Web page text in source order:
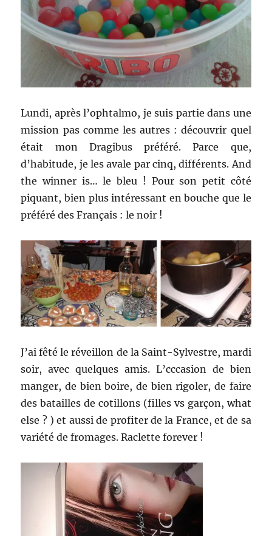
Lundi, après l’ophtalmo, je suis partie dans une
mission pas comme les autres : découvrir quel
était mon Dragibus préféré. Parce que,
d’habitude, je les avale par cinq, différents. And
the winner is… le bleu ! Pour son petit côté
piquant, bien plus intéressant en bouche que le
préféré des Français : le noir !
J’ai fêté le réveillon de la Saint-Sylvestre, mardi
soir, avec quelques amis. L’cccasion de bien
manger, de bien boire, de bien rigoler, de faire
des batailles de cotillons (filles vs garçon, what
else ? ) et aussi de profiter de la France, et de sa
variété de fromages. Raclette forever !